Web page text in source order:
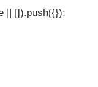
|| []).push({});